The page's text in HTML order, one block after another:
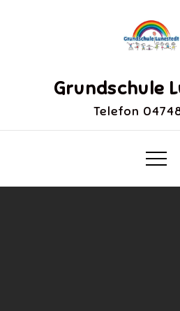
Grundschule
Telefon